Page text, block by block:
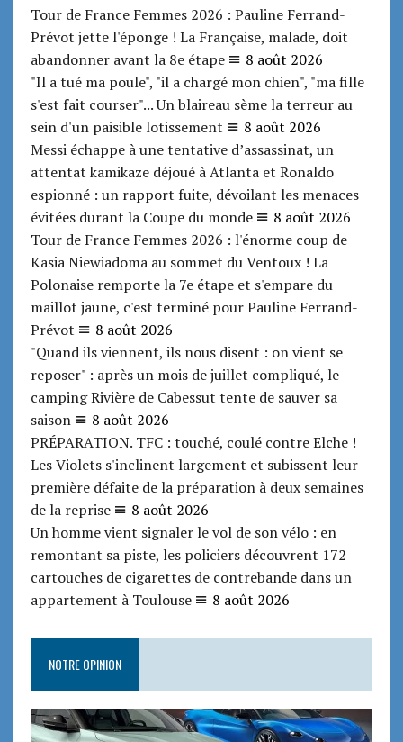
Tour de France Femmes 2026 : Pauline Ferrand-
Prévot jette l'éponge ! La Française, malade, doit
abandonner avant la 8e étape
8 août 2026
"Il a tué ma poule", "il a chargé mon chien", "ma fille
s'est fait courser"... Un blaireau sème la terreur au
sein d'un paisible lotissement
8 août 2026
Messi échappe à une tentative d’assassinat, un
attentat kamikaze déjoué à Atlanta et Ronaldo
espionné : un rapport fuite, dévoilant les menaces
évitées durant la Coupe du monde
8 août 2026
Tour de France Femmes 2026 : l'énorme coup de
Kasia Niewiadoma au sommet du Ventoux ! La
Polonaise remporte la 7e étape et s'empare du
maillot jaune, c'est terminé pour Pauline Ferrand-
Prévot
8 août 2026
"Quand ils viennent, ils nous disent : on vient se
reposer" : après un mois de juillet compliqué, le
camping Rivière de Cabessut tente de sauver sa
saison
8 août 2026
PRÉPARATION. TFC : touché, coulé contre Elche !
Les Violets s'inclinent largement et subissent leur
première défaite de la préparation à deux semaines
de la reprise
8 août 2026
Un homme vient signaler le vol de son vélo : en
remontant sa piste, les policiers découvrent 172
cartouches de cigarettes de contrebande dans un
appartement à Toulouse
8 août 2026
NOTRE OPINION